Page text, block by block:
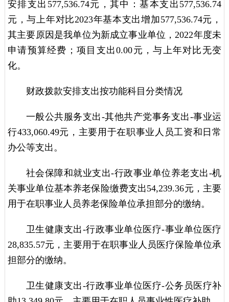
安排支出577,536.74元，其中：基本支出577,536.74
元，与上年对比2023年基本支出增加577,536.74元，
其主要原因是我单位为新成立事业单位，2022年度未
申请预算经费；项目支出0.00元，与上年对比无变
化。
财政拨款安排支出按功能科目分类情况
一般公共服务支出-其他共产党事务支出-事业运
行433,060.49元，主要用于在职事业人员工资和日常
办公等支出。
社会保障和就业支出-行政事业单位养老支出-机
关事业单位基本养老保险缴费支出54,239.36元，主要
用于在职事业人员养老保险单位承担部分的缴纳。
卫生健康支出-行政事业单位医疗-事业单位医疗
28,835.57元，主要用于在职事业人员医疗保险单位承
担部分的缴纳。
卫生健康支出-行政事业单位医疗-公务员医疗补